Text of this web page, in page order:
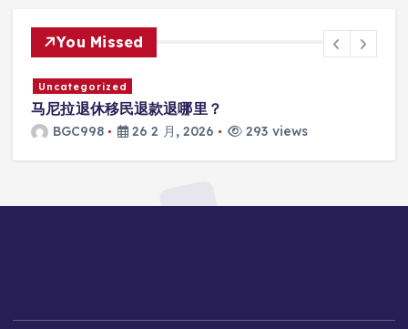
You Missed
Uncategorized
马尼拉SRRV怎么打款？
BGC998 26 2 月, 2026 306 views